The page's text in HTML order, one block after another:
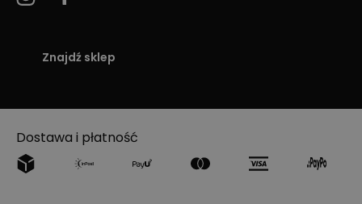
Znajdź sklep
Dostawa i płatność